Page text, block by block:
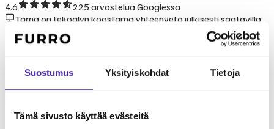
Suostumus Yksityiskohdat Tietoja
Tämä sivusto käyttää evästeitä
4.6 225arvostelua Googlessa
Tämä on tekoälyn koostama yhteenveto julkisesti saatavilla
olevista kokemuksista ja arvioista.
Kokemukset klinikasta Yliopistollisen eläinsairaalan Saaren
Klinikka tunnetaan ammattitaitoisesta ja välittävästä
palvelusta. Furron yhteisömallissa Yliopistollisen eläinsairaalan